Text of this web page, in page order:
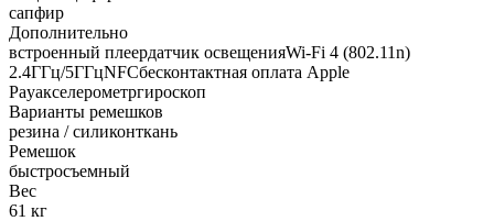
сапфир
Дополнительно
встроенный плеердатчик освещенияWi-Fi 4 (802.11n)
2.4ГГц/5ГГцNFCбесконтактная оплата Apple
Payакселерометргироскоп
Варианты ремешков
резина / силиконткань
Ремешок
быстросъемный
Вес
61 кг